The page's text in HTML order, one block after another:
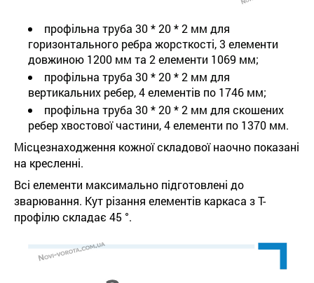
профільна труба 30 * 20 * 2 мм для
горизонтального ребра жорсткості, 3 елементи
довжиною 1200 мм та 2 елементи 1069 мм;
профільна труба 30 * 20 * 2 мм для
вертикальних ребер, 4 елементів по 1746 мм;
профільна труба 30 * 20 * 2 мм для скошених
ребер хвостової частини, 4 елементи по 1370 мм.
Місцезнаходження кожної складової наочно показані
на кресленні.
Всі елементи максимально підготовлені до
зварювання. Кут різання елементів каркаса з Т-
профілю складає 45 °.